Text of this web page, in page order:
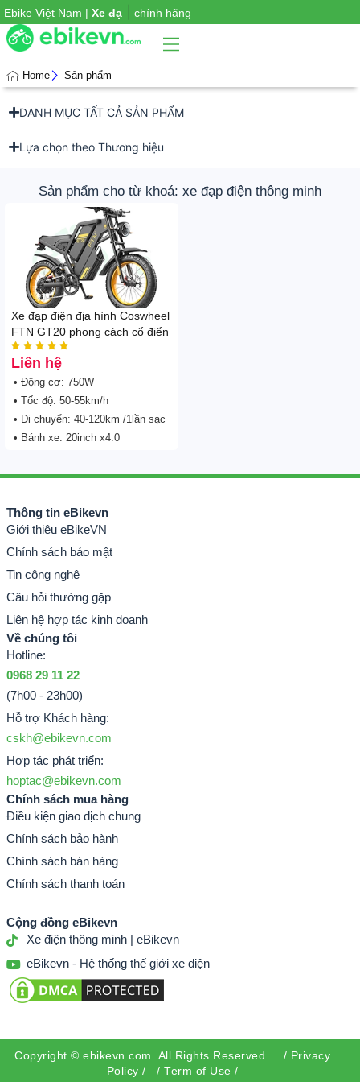
Ebike Việt Nam | X| chính hãng
Home Sản phẩm
DANH MỤC TẤT CẢ SẢN PHẨM
Lựa chọn theo Thương hiệu
Sản phẩm cho từ khoá: xe đạp điện thông minh
Xe đạp điện địa hình Coswheel
FTN GT20 phong cách cổ điển
    
Liên hệ
• Động cơ: 750W
• Tốc độ: 50-55km/h
• Di chuyển: 40-120km /1lần sạc
• Bánh xe: 20inch x4.0
Thông tin eBikevn
Giới thiệu eBikeVN
Chính sách bảo mật
Tin công nghệ
Câu hỏi thường gặp
Liên hệ hợp tác kinh doanh
Về chúng tôi
Hotline:
0968 29 11 22
(7h00 - 23h00)
Hỗ trợ Khách hàng:
cskh@ebikevn.com
Hợp tác phát triển:
hoptac@ebikevn.com
Chính sách mua hàng
Điều kiện giao dịch chung
Chính sách bảo hành
Chính sách bán hàng
Chính sách thanh toán
Cộng đồng eBikevn
Xe điện thông minh | eBikevn
eBikevn - Hệ thống thế giới xe điện
Copyright © ebikevn.com . All Rights Reserved. / Privacy
Policy / / Term of Use /